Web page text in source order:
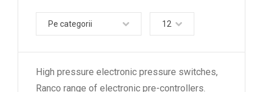
Pe categorii 12
High pressure electronic pressure switches,
Ranco range of electronic pre-controllers.